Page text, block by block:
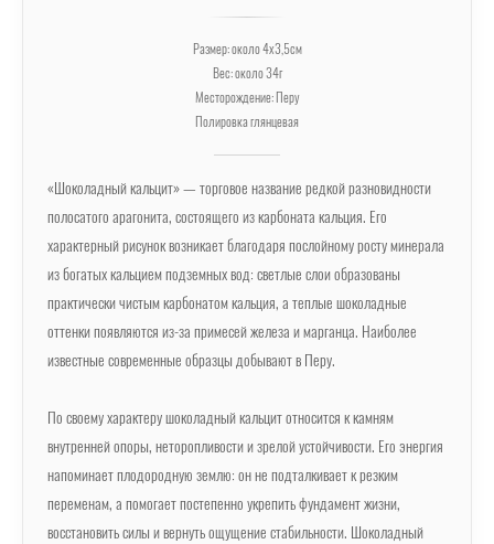
Размер: около 4х3,5см
Вес: около 34г
Месторождение: Перу
Полировка глянцевая
«Шоколадный кальцит» — торговое название редкой разновидности
полосатого арагонита, состоящего из карбоната кальция. Его
характерный рисунок возникает благодаря послойному росту минерала
из богатых кальцием подземных вод: светлые слои образованы
практически чистым карбонатом кальция, а теплые шоколадные
оттенки появляются из-за примесей железа и марганца. Наиболее
известные современные образцы добывают в Перу.
По своему характеру шоколадный кальцит относится к камням
внутренней опоры, неторопливости и зрелой устойчивости. Его энергия
напоминает плодородную землю: он не подталкивает к резким
переменам, а помогает постепенно укрепить фундамент жизни,
восстановить силы и вернуть ощущение стабильности. Шоколадный